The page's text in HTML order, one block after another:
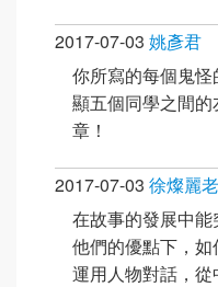
2017-07-03 姚彥君
你所寫的每個鬼
顯五個同學之間
章！
2017-07-03 徐燦麗
在故事的發展中
他們的優點下，
運用人物對話，